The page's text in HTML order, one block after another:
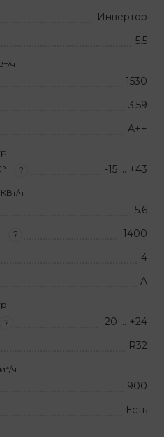
Инвертор
5.5
ч
1530
3,59
A++
? -15 … +43
ч
5.6
? 1400
4
A
? -20 … +24
R32
ч
900
Есть